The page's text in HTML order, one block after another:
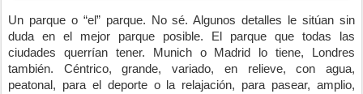
Un parque o “el” parque. No sé. Algunos detalles le sitúan sin
duda en el mejor parque posible. El parque que todas las
ciudades querrían tener. Munich o Madrid lo tiene, Londres
también. Céntrico, grande, variado, en relieve, con agua,
peatonal, para el deporte o la relajación, para pasear, amplio,